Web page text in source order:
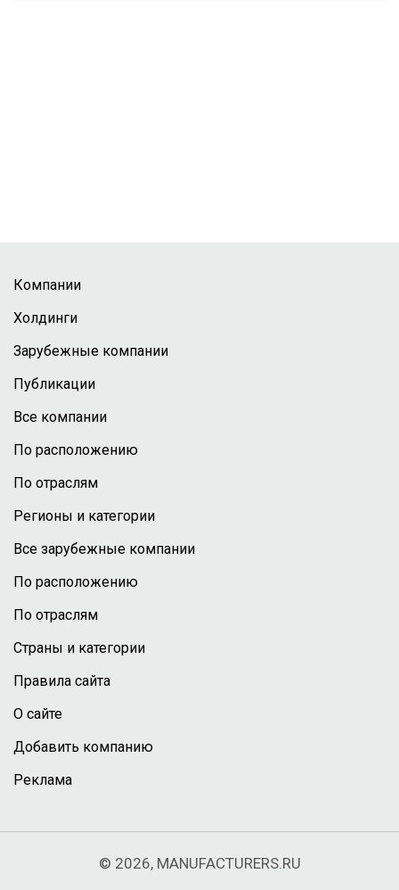
Компании
Холдинги
Зарубежные компании
Публикации
Все компании
По расположению
По отраслям
Регионы и категории
Все зарубежные компании
По расположению
По отраслям
Страны и категории
Правила сайта
О сайте
Добавить компанию
Реклама
© 2026, MANUFACTURERS.RU